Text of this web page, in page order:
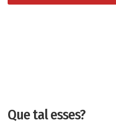
Que tal esses?